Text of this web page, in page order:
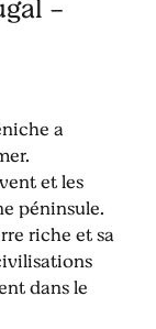
-
a
et les
péninsule.
riche et sa
dans le